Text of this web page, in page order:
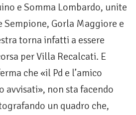
e Somma Lombardo, unite
Sempione, Gorla Maggiore e
torna infatti a essere
per Villa Recalcati. E
che «il Pd e l’amico
avvisati», non sta facendo
un quadro che,